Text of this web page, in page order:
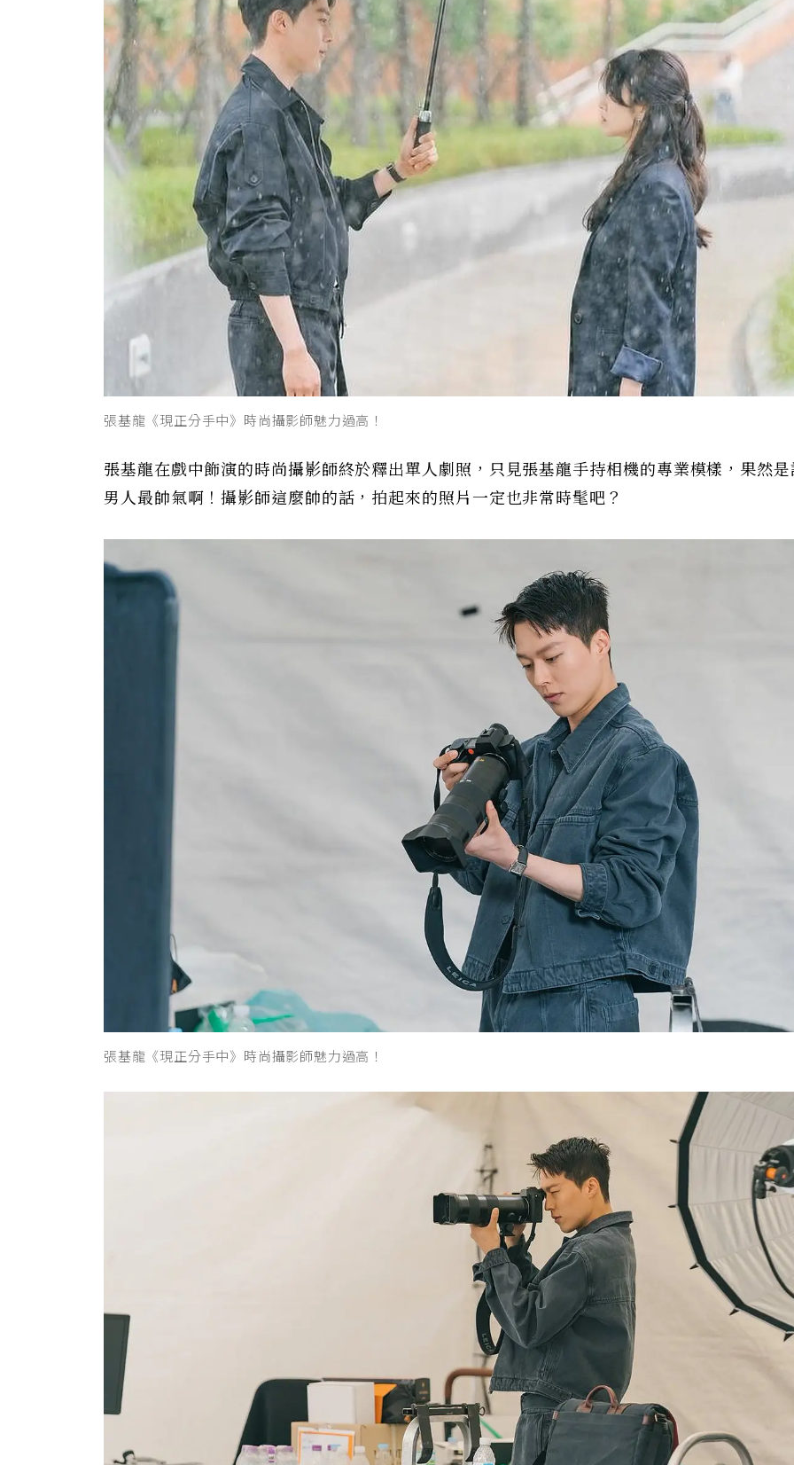
張基龍《現正分手中》時尚攝影師魅力過高！
張基龍在戲中飾演的時尚攝影師終於釋出單人劇照，只見張基龍手持相機的專業模樣，果然
男人最帥氣啊！攝影師這麼帥的話，拍起來的照片一定也非常時髦吧？
張基龍《現正分手中》時尚攝影師魅力過高！